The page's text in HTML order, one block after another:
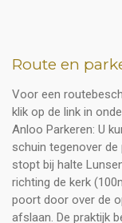
Route en
Voor een
klik op de link in
Anloo Parkeren: U
schuin tegenover de
stopt bij halte
richting de kerk
poort door over de
afslaan. De praktijk